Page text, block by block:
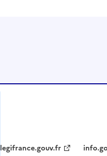
legifrance.gouv.fr